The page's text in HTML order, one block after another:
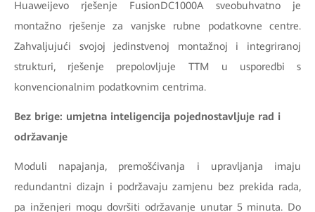
Huaweijevo rješenje FusionDC1000A sveobuhvatno je
montažno rješenje za vanjske rubne podatkovne centre.
Zahvaljujući svojoj jedinstvenoj montažnoj i integriranoj
strukturi, rješenje prepolovljuje TTM u usporedbi s
konvencionalnim podatkovnim centrima.
Bez brige: umjetna inteligencija pojednostavljuje rad i
održavanje
Moduli napajanja, premošćivanja i upravljanja imaju
redundantni dizajn i podržavaju zamjenu bez prekida rada,
pa inženjeri mogu dovršiti održavanje unutar 5 minuta. Do